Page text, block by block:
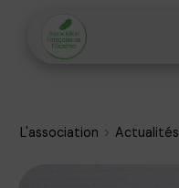
L'association Actualités